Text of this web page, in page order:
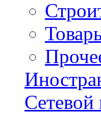
Сетевой